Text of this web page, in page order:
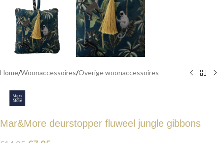
Home/Woonaccessoires/Overige woonaccessoires
Mar&More deurstopper fluweel jungle gibbons